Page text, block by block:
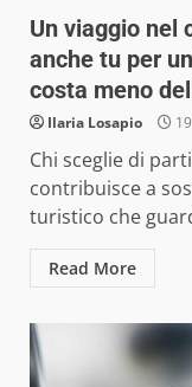
Un viaggio nel
anche tu per
costa meno
Ilaria Losapio
Chi sceglie di
contribuisce a
turistico che
Read More